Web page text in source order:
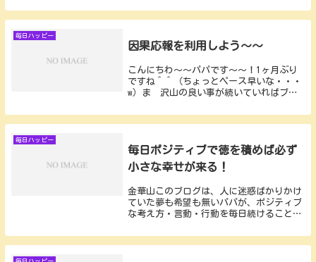
よ〜〜〜毎日5〜10分くらいで良いから頑
張って続けてみましょね！！それでは毎日
毎日ハッピー
因果応報を利用しよう〜〜
こんにちわ〜〜パパです〜〜！1ヶ月ぶり
ですね＾＾（ちょっとペース早いな・・・
w）ま 沢山の良い事が続いていればブロ
応報を利用しよう」ですグーグル先生いわ
く過去および前世の行為の善悪に応じて現
毎日ハッピー
毎日ポジティブで徳を積めば必ず
小さな幸せが来る！
金華山このブログは、人に迷惑ばかりかけ
ていた夢も希望も無いパパが、ポジティブ
な考え方・言動・行動を毎日続けることで
パパの独り言です暇潰しでかまいませんの
で読んでください～！真似をしてください